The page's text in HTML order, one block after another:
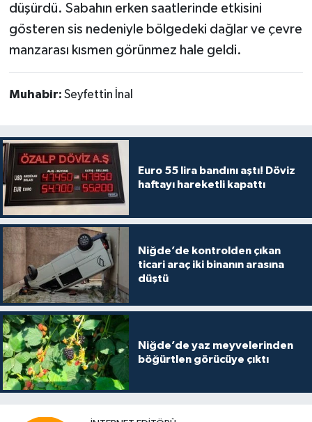
düşürdü. Sabahın erken saatlerinde etkisini
gösteren sis nedeniyle bölgedeki dağlar ve çevre
manzarası kısmen görünmez hale geldi.
Muhabir: Seyfettin İnal
Euro 55 lira bandını aştı! Döviz
haftayı hareketli kapattı
Niğde’de kontrolden çıkan
ticari araç iki binanın arasına
düştü
Niğde’de yaz meyvelerinden
böğürtlen görücüye çıktı